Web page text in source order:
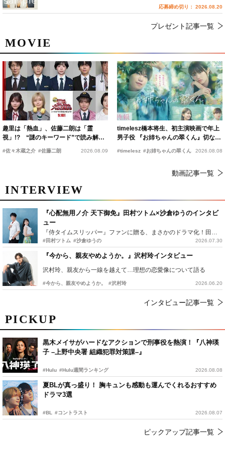
PICKUP
黒木メイサがハードなアクションで刑事役を熱演！『八神瑛
子 –上野中央署 組織犯罪対策課–』
#Hulu #Hulu週間ランキング 2026.08.08
夏BLが真っ盛り！ 胸キュンも感動も運んでくれるおすすめ
ドラマ3選
#BL #コントラスト 2026.08.07
ピックアップ記事一覧
MOVIE
趣里は「熱血」、佐藤二朗は「霊
視」!? “謎のキーワード”で読み解く
『踊る大捜査線 N.E.W.』新メンバー
#佐々木蔵之介 #佐藤二朗 2026.08.09
timelesz橋本将生、初主演映画で年上
男子役 『お姉ちゃんの翠くん』切ない
恋の幕開けを予感
#timelesz #お姉ちゃんの翠くん 2026.08.08
動画記事一覧
INTERVIEW
『心配無用ノ介 天下御免』田村ツトム×沙倉ゆうのインタビ
ュー
『侍タイムスリッパー』ファンに贈る、まさかのドラマ化！田村ツトム×沙倉ゆうのが語る『心配無用ノ介』撮影秘話
#田村ツトム #沙倉ゆうの 2026.07.30
『今から、親友やめようか。』沢村玲インタビュー
沢村玲、親友から一線を越えて…理想の恋愛像について語る
#今から、親友やめようか。 #沢村玲 2026.06.20
インタビュー記事一覧
応募締め切り： 2026.08.20
プレゼント記事一覧